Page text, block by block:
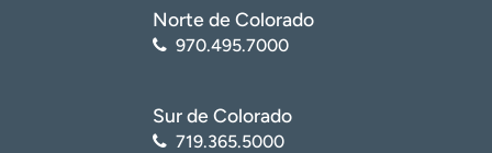
Norte de Colorado
970.495.7000
Sur de Colorado
719.365.5000